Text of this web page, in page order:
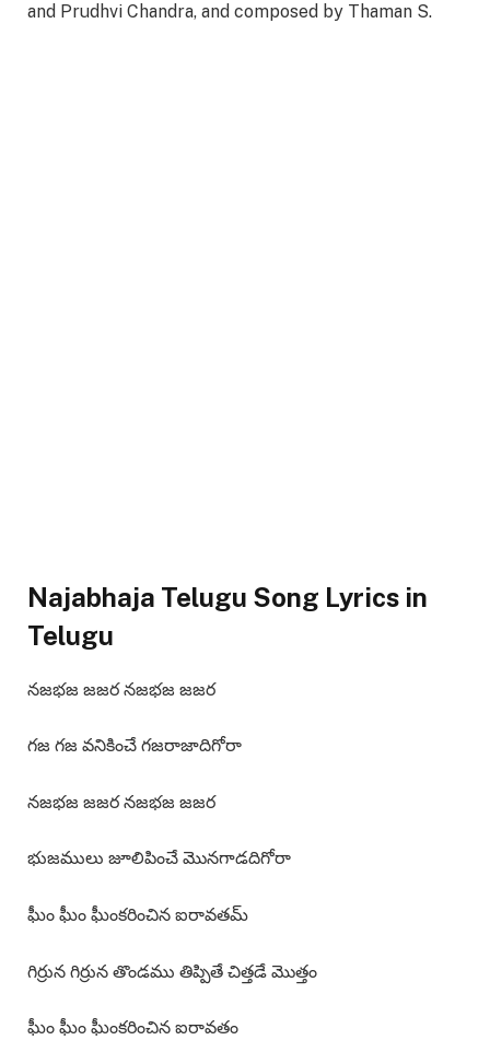
and Prudhvi Chandra, and composed by Thaman S.
Najabhaja Telugu Song Lyrics in
Telugu
నజభజ జజర నజభజ జజర
గజ గజ వనికించే గజరాజాదిగోరా
నజభజ జజర నజభజ జజర
భుజములు జూలిపించే మొనగాడదిగోరా
ఘీం ఘీం ఘీంకరించిన ఐరావతమ్
గిర్రున గిర్రున తొండము తిప్పితే చిత్తడే మొత్తం
ఘీం ఘీం ఘీంకరించిన ఐరావతం